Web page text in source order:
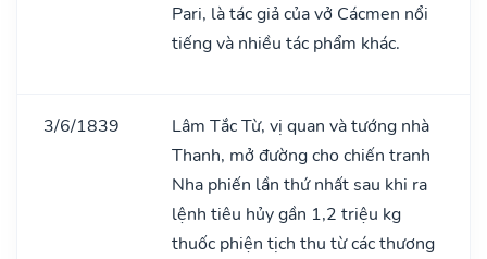
Pari, là tác giả của vở Cácmen nổi
tiếng và nhiều tác phẩm khác.
3/6/1839
Lâm Tắc Từ, vị quan và tướng nhà
Thanh, mở đường cho chiến tranh
Nha phiến lần thứ nhất sau khi ra
lệnh tiêu hủy gần 1,2 triệu kg
thuốc phiện tịch thu từ các thương